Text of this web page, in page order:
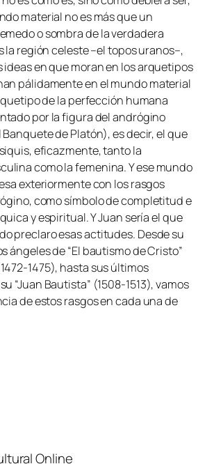
material no es más que un
o sombra de la verdadera
la región celeste –el topos uranos–,
ideas en que moran en los arquetipos
pálidamente en el mundo material
de la perfección humana
por la figura del andrógino
de Platón), es decir, el que
eficazmente, tanto la
como la femenina. Y ese mundo
exteriormente con los rasgos
como símbolo de completitud e
y espiritual. Y Juan sería el que
preclaro esas actitudes. Desde su
ángeles de “El bautismo de Cristo”
1475), hasta sus últimos
“Juan Bautista” (1508-1513), vamos
de estos rasgos en cada una de
Online